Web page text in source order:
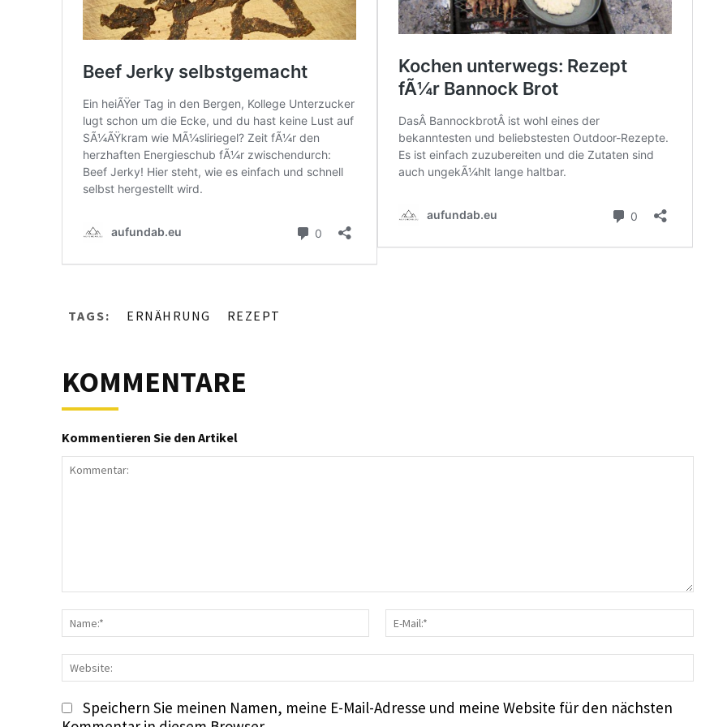
TAGS: ERNÄHRUNG REZEPT
KOMMENTARE
Kommentieren Sie den Artikel
Name:*
Mail:*
Speichern Sie meinen Namen, meine E-Mail-Adresse und meine Website für den nächsten